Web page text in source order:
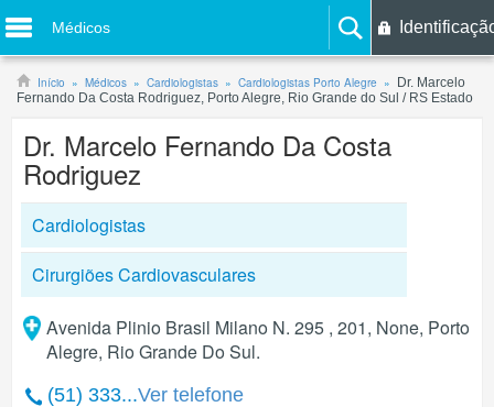
Médicos
Início Médicos Cardiologistas Cardiologistas Porto Alegre
Dr. Marcelo
Fernando Da Costa Rodriguez, Porto Alegre, Rio Grande do Sul / RS Estado
Dr. Marcelo Fernando Da Costa
Rodriguez
Cardiologistas
Cirurgiões Cardiovasculares
Avenida Plinio Brasil Milano N. 295 , 201, None, Porto
Alegre, Rio Grande Do Sul.
(51) 333...Ver telefone